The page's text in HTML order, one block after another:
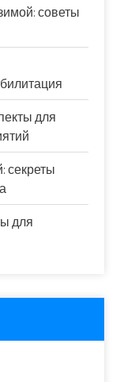
советы
для
секреты
для